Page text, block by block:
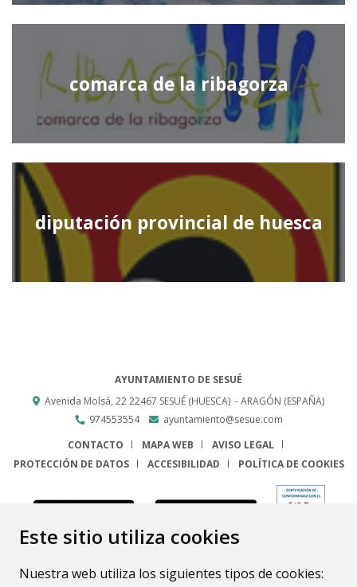
Este sitio utiliza cookies
Nuestra web utiliza los siguientes tipos de cookies:
comarca de la ribagorza
diputación provincial de huesca
AYUNTAMIENTO DE SESUÉ
Avenida Molsá, 2222467 SESUÉ (HUESCA) - ARAGÓN (ESPAÑA)
974553554
ayuntamiento@sesue.com
CONTACTO
MAPA WEB
AVISO LEGAL
PROTECCIÓN DE DATOS
ACCESIBILIDAD POLÍTICA DE COOKIES